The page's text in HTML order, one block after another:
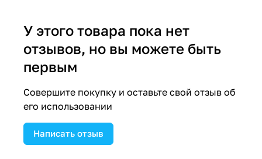
У этого товара пока нет
отзывов, но вы можете быть
первым
Совершите покупку и оставьте свой отзыв об
его использовании
Написать отзыв